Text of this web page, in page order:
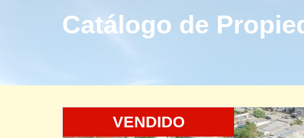
Catálogo de
VENDIDO